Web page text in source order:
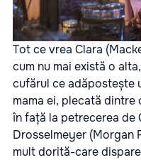
Tot ce vrea Clara
cum nu mai există o
cufărul ce adăpostește
mama ei, plecată dintre
în față la petrecerea de
Drosselmeyer (Morgan
mult dorită-care